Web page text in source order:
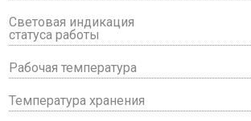
Световая индикация
статуса работы
Рабочая температура
Температура хранения